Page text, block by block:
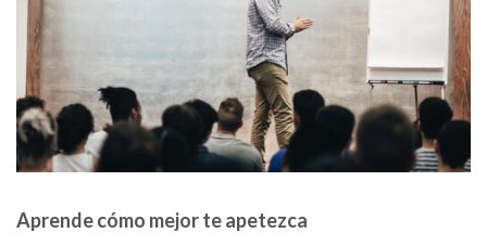
Aprende cómo mejor te apetezca